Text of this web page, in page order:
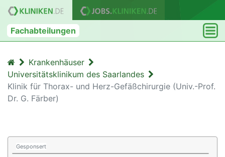
Fachabteilungen
Krankenhäuser
Universitätsklinikum des Saarlandes
Klinik für Thorax- und Herz-Gefäßchirurgie (Univ.-Prof.
Dr. G. Färber)
Gesponsert